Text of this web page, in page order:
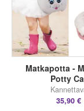
Matkapotta -
Potty
35,90 €